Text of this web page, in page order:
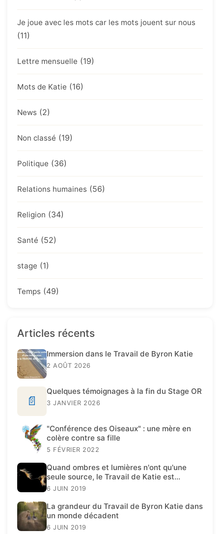
Je joue avec les mots car les mots jouent sur nous
(11)
Lettre mensuelle (19)
Mots de Katie (16)
News (2)
Non classé (19)
Politique (36)
Relations humaines (56)
Religion (34)
Santé (52)
stage (1)
Temps (49)
Articles récents
Immersion dans le Travail de Byron Katie
2 AOÛT 2026
📄
Quelques témoignages à la fin du Stage OR
3 JANVIER 2026
"Conférence des Oiseaux" : une mère en
colère contre sa fille
5 FÉVRIER 2022
Quand ombres et lumières n'ont qu'une
seule source, le Travail de Katie est
présent.
6 JUIN 2019
La grandeur du Travail de Byron Katie dans
un monde décadent
6 JUIN 2019